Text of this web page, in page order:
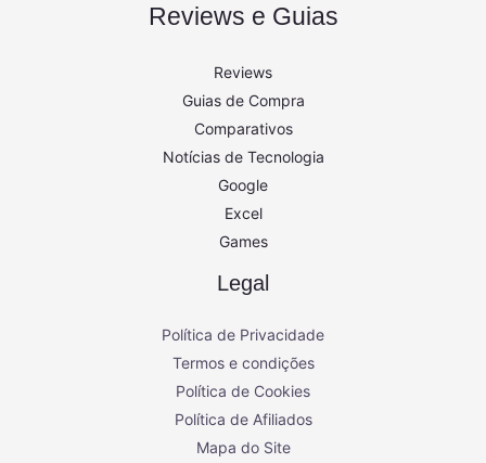
Reviews e Guias
Reviews
Guias de Compra
Comparativos
Notícias de Tecnologia
Google
Excel
Games
Legal
Política de Privacidade
Termos e condições
Política de Cookies
Política de Afiliados
Mapa do Site